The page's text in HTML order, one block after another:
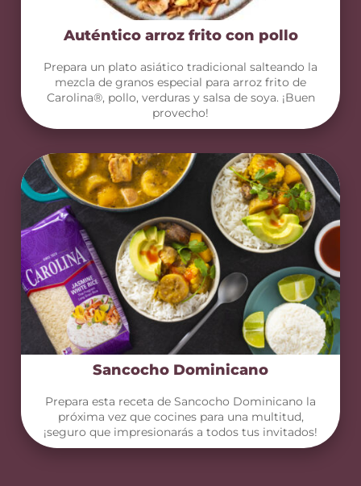
Auténtico arroz frito con pollo
Prepara un plato asiático tradicional salteando la
mezcla de granos especial para arroz frito de
Carolina®, pollo, verduras y salsa de soya. ¡Buen
provecho!
Sancocho Dominicano
Prepara esta receta de Sancocho Dominicano la
próxima vez que cocines para una multitud,
¡seguro que impresionarás a todos tus invitados!